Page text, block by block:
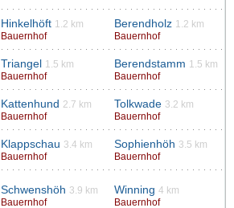
Hinkelhöft 1.2 km
Bauernhof
Berendholz 1.2 km
Bauernhof
Triangel 1.5 km
Bauernhof
Berendstamm 1.5 km
Bauernhof
Kattenhund 2.7 km
Bauernhof
Tolkwade 3.2 km
Bauernhof
Klappschau 3.4 km
Bauernhof
Sophienhöh 3.5 km
Bauernhof
Schwenshöh 3.9 km
Bauernhof
Winning 4 km
Bauernhof